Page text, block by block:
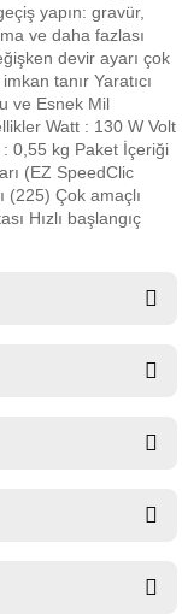
yapın: gravür,
ve daha fazlası
devir ayarı çok
tanır Yaratıcı
ve Esnek Mil
Watt : 130 W Volt
: 0,55 kg Paket İçeriği
(EZ SpeedClic
(225) Çok amaçlı
Hızlı başlangıç
tarafımıza